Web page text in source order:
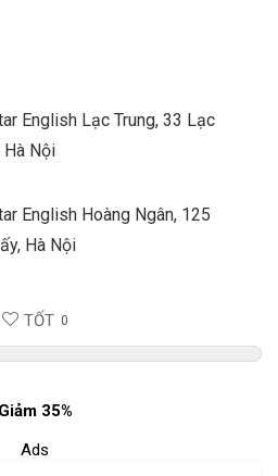
English Lạc Trung, 33 Lạc
Hà Nội
English Hoàng Ngân, 125
Hà Nội
TỐT 0
Giảm 35%
Ads